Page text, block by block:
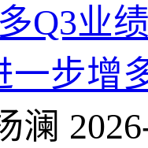
Q3业
一步增
澜